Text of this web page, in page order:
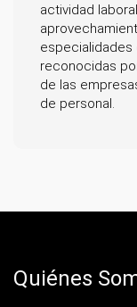
actividad
especialidades
reconocidas
de las
de personal.
Quiénes